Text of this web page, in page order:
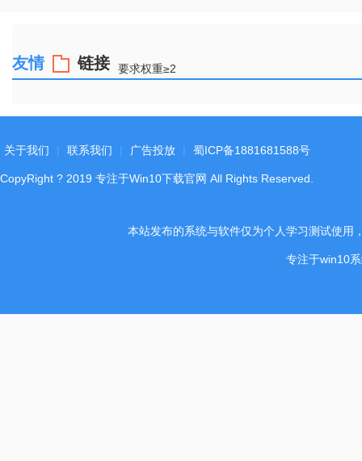
友情 链接 要求权重≥2
关于我们 联系我们 广告投放 蜀ICP备1881681588号
CopyRight ? 2019 专注于Win10下载官网 All Rights Reserved.
本站发布的系统与软件仅为个人学习测试使用
专注于win10